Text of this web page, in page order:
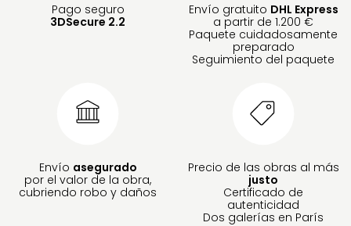
Pago seguro
3DSecure 2.2
Envío gratuito DHL Express
a partir de 1.200 €
Paquete cuidadosamente
preparado
Seguimiento del paquete
Envío asegurado
por el valor de la obra,
cubriendo robo y daños
Precio de las obras al más
justo
Certificado de
autenticidad
Dos galerías en París